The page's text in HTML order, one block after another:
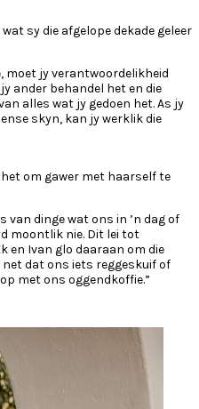
sy die afgelope dekade geleer
moet jy verantwoordelikheid
ander behandel het en die
alles wat jy gedoen het. As jy
skyn, kan jy werklik die
om gawer met haarself te
van dinge wat ons in ’n dag of
moontlik nie. Dit lei tot
en Ivan glo daaraan om die
dat ons iets reggeskuif of
met ons oggendkoffie.”